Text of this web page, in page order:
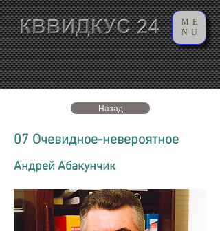
ME
NU
Назад
07 Очевидное-невероятное
Андрей Абакунчик